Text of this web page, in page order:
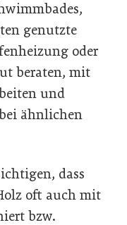
genutzte
oder
beraten, mit
und
ähnlichen
dass
oft auch mit
bzw.